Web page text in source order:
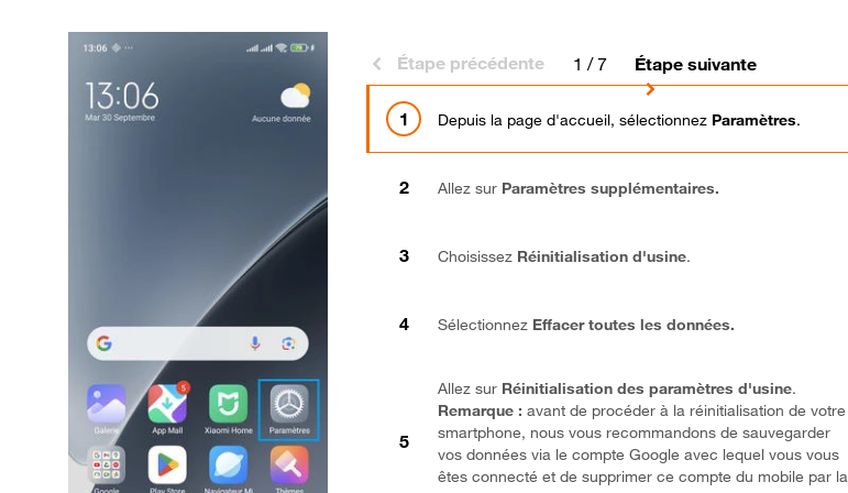
Étape précédente 1 / 7 Étape suivante
Depuis la page d'accueil, sélectionnez Paramètres.
Allez sur Paramètres supplémentaires.
Choisissez Réinitialisation d'usine.
Sélectionnez Effacer toutes les données.
Allez sur Réinitialisation des paramètres d'usine.
Remarque :avant de procéder à la réinitialisation de votre
smartphone, nous vous recommandons de sauvegarder
vos données via le compte Google avec lequel vous vous
êtes connecté et de supprimer ce compte du mobile par la